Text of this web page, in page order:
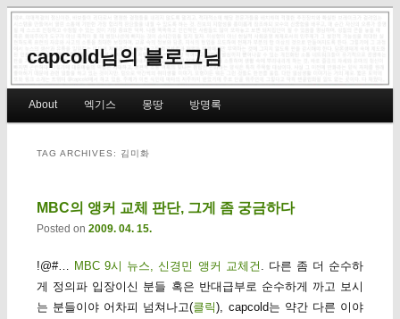
capcold님의 블로그님
Skip to primary content
Skip to secondary content
About 엑기스 몽땅 방명록
TAG ARCHIVES: 김미화
MBC의 앵커 교체 판단, 그게 좀 궁금하다
Posted on 2009. 04. 15.
!@#… MBC 9시 뉴스, 신경민 앵커 교체건
. 다른 좀 더 순수하
게 정의파 입장이신 분들 혹은 반대급부로 순수하게 까고 보시
는 분들이야 어차피 넘쳐나고(클릭), capcold는 약간 다른 이야